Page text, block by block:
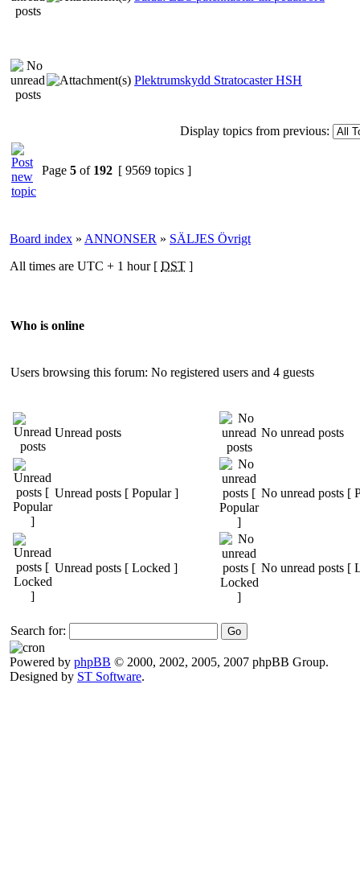
Plektrumskydd Stratocaster HSH
Display topics from previous:
Page 5 of 192 [ 9569 topics ]
Board index » ANNONSER » SÄLJES Övrigt
All times are UTC + 1 hour [ DST ]
Who is online
Users browsing this forum: No registered users and 4 guests
Unread posts No unread posts
Unread posts [ Popular ] No unread posts [
Unread posts [ Locked ] No unread posts [
Search for:
Powered by phpBB © 2000, 2002, 2005, 2007 phpBB Group.
Designed by ST Software.